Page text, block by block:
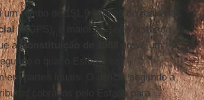
rombo de 151,9 bilhões de reais nas
(RGPS), o maior da série histórica
aConstituição de 1988
prevê um
o qual o Estado, os
em partes iguais. O déficit, segundo a
cobrados pelo Estado para